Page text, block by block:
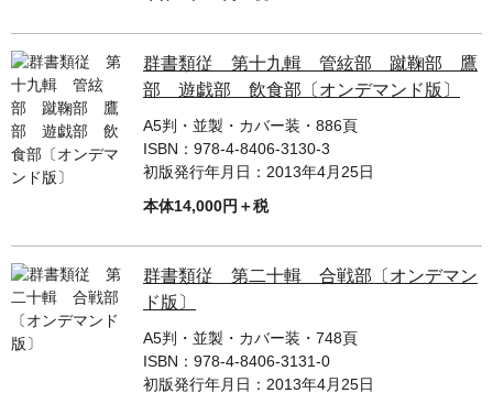
群書類従 第十九輯 管絃部 蹴鞠部 鷹
部 遊戯部 飲食部〔オンデマンド版〕
A5判・並製・カバー装・886頁
ISBN： 978-4-8406-3130-3
初版発行年月日： 2013年4月25日
本体14,000円＋税
群書類従 第二十輯 合戦部〔オンデマン
ド版〕
A5判・並製・カバー装・748頁
ISBN： 978-4-8406-3131-0
初版発行年月日： 2013年4月25日